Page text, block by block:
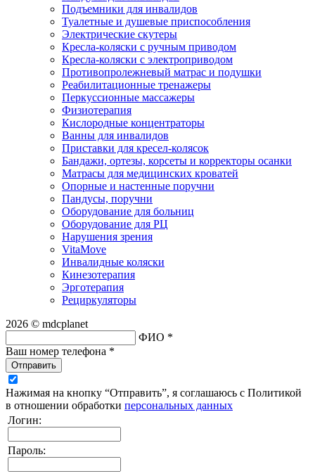
Подъемники для инвалидов
Туалетные и душевые приспособления
Электрические скутеры
Кресла-коляски с ручным приводом
Кресла-коляски с электроприводом
Противопролежневый матрас и подушки
Реабилитационные тренажеры
Перкуссионные массажеры
Физиотерапия
Кислородные концентраторы
Ванны для инвалидов
Приставки для кресел-колясок
Бандажи, ортезы, корсеты и корректоры осанки
Матрасы для медицинских кроватей
Опорные и настенные поручни
Пандусы, поручни
Оборудование для больниц
Оборудование для РЦ
Нарушения зрения
VitaMove
Инвалидные коляски
Кинезотерапия
Эрготерапия
Рециркуляторы
2026 © mdcplanet
ФИО *
Ваш номер телефона *
Отправить
Нажимая на кнопку “Отправить”, я соглашаюсь с Политикой
в отношении обработки персональных данных
Логин:
Пароль: